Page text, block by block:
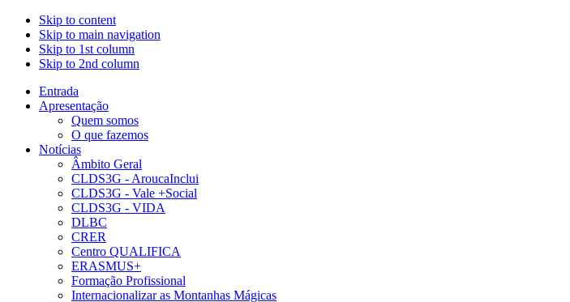
Skip to content
Skip to main navigation
Skip to 1st column
Skip to 2nd column
Entrada
Apresentação
Quem somos
O que fazemos
Notícias
Âmbito Geral
CLDS3G - AroucaInclui
CLDS3G - Vale +Social
CLDS3G - VIDA
DLBC
CRER
Centro QUALIFICA
ERASMUS+
Formação Profissional
Internacionalizar as Montanhas Mágicas